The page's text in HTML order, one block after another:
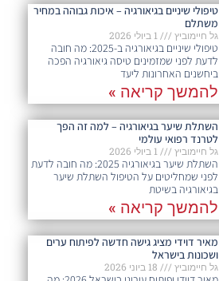
טיפולי שיניים בגיאורגיה – איכות גבוהה במחיר
משתלם
גל חיימוביץ 1 ביולי 2026
טיפולי שיניים בגיאורגיה ב-2025: מה חובה
לדעת לפני שמזמינים טיסה גיאורגיה הפכה
ביחשנים האחרונות ליעד
להמשך קריאה »
השתלת שיער בגיאורגיה – למה זה הפך
לטרנד רפואי עולמי
גל חיימוביץ 1 ביולי 2026
השתלת שיער בגיאורגיה 2025: מה חובה לדעת
לפני שמחליטים על הטיפול השתלת שיער
בגיאורגיה בשיטת
להמשך קריאה »
מאיר דוידי מציג גישה חדשה לפיתוח ערים
ושכונות בישראל
גל חיימוביץ 18 ביוני 2026